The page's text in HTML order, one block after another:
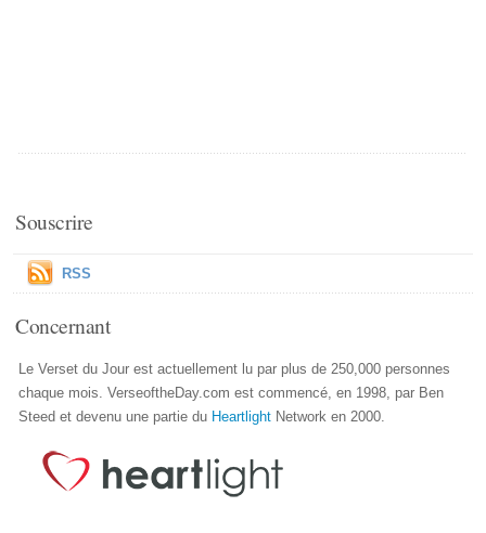
Souscrire
RSS
Concernant
Le Verset du Jour est actuellement lu par plus de 250,000 personnes
chaque mois. VerseoftheDay.com est commencé, en 1998, par Ben
Steed et devenu une partie du Heartlight Network en 2000.